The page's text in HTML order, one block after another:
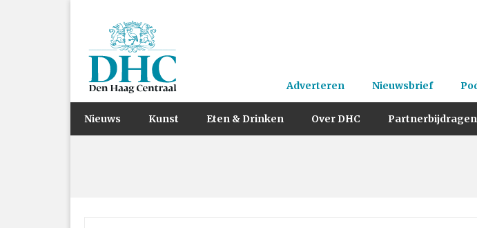
Adverteren Nieuwsbrief
Nieuws Kunst Eten & Drinken Over DHC Partnerbijdragen